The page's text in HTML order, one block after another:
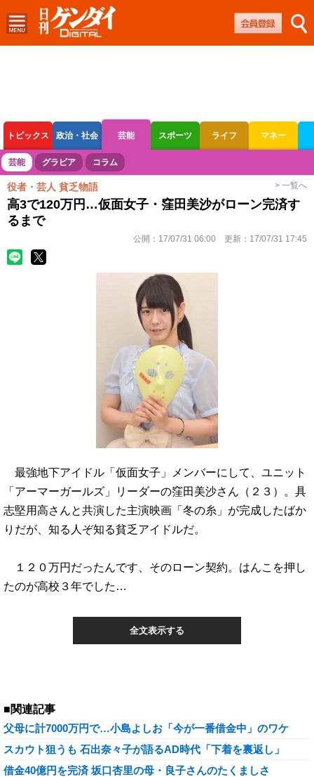
トピックス 政治・社会 芸能 スポーツ ライフ マネー
ボートレース 競輪 オートレース
芸能 グラビア コラム
役者・芸人 貧乏物語 > 一覧へ
高3で120万円…仮面女子・窪田美沙がローン完済す
るまで
公開： 17/07/31 06:00 更新： 17/07/31 17:45
最強地下アイドル「仮面女子」メンバーにして、ユニット
「アーマーガールズ」リーダーの窪田美沙さん（２３）。具
志堅用高さんと共演した主演映画「冬の糸」が完成したばか
りだが、知る人ぞ知る貧乏アイドルだ。
１２０万円だったんです、そのローン契約。はんこを押し
たのが高校３年でした…
全文表示する
■関連記事
父母に計7000万円で…小島よしお「今が一番借金中」のワケ
スカウト狙うも 石出奈々子が語るAD時代「下着を裏返し」
借金40億円を完済 坂口杏里の母・良子さんのたくましさ